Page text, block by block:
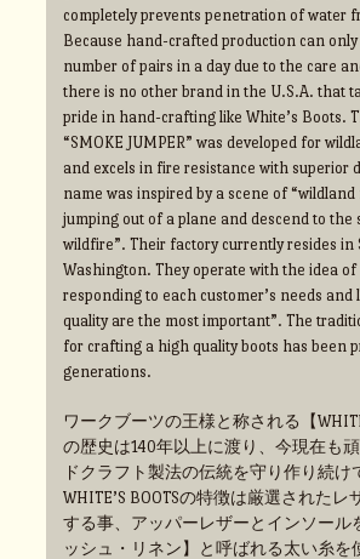
completely prevents penetration of water
Because hand-crafted production can
number of pairs in a day due to the care
there is no other brand in the U.S.A. that
pride in hand-crafting like White’s Boots.
“SMOKE JUMPER” was developed for
and excels in fire resistance with superior
name was inspired by a scene of
jumping out of a plane and descend to the
wildfire”. Their factory currently resides in
Washington. They operate with the idea
responding to each customer’s needs and
quality are the most important”. The
for crafting a high quality boots has been
generations.
ワークブーツの王様と称される【
の歴史は140年以上に渡り、今現在も
ドクラフト製法の伝統を守り作り続け
WHITE’S BOOTSの特徴は厳選されたレ
する事、アッパーレザーとインソール
ッシュ・リネン】と呼ばれる太い糸を